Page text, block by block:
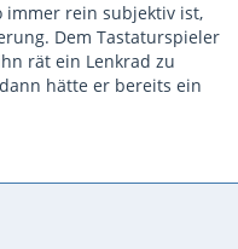
immer rein subjektiv ist,
Dem Tastaturspieler
rät ein Lenkrad zu
hätte er bereits ein